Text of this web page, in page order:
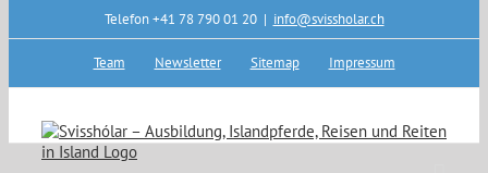
Telefon +41 78 790 01 20 | info@svissholar.ch
Team Newsletter Sitemap Impressum